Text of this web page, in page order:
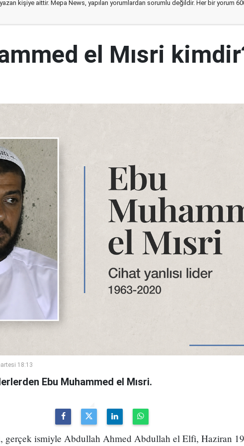
kişiye aittir. Mepa News, yapılan yorumlardan sorumlu değildir. Her bir yorum
el Mısri
18:13
Ebu Muhammed el Mısri.
gerçek ismiyle Abdullah Ahmed Abdullah el Elfi, Haziran